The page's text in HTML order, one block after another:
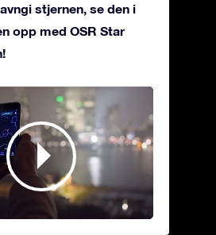
stjernen, se den i
opp med OSR Star